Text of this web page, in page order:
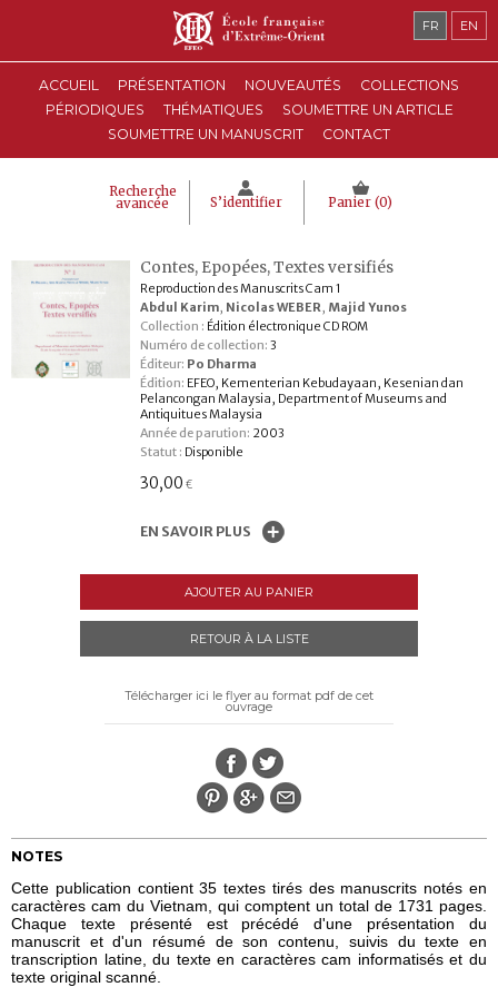
ACCUEIL PRÉSENTATION NOUVEAUTÉS
COLLECTIONS
PÉRIODIQUES
THÉMATIQUES
SOUMETTRE UN ARTICLE
SOUMETTRE UN MANUSCRIT
CONTACT
Recherche
avancée S’identifier Panier (0)
FR EN
Contes, Epopées, Textes versifiés
Reproduction des Manuscrits Cam 1
Abdul Karim, Nicolas WEBER, Majid Yunos
Collection : Édition électronique CD ROM
Numéro de collection: 3
Éditeur: Po Dharma
Édition: EFEO, Kementerian Kebudayaan, Kesenian dan
Pelancongan Malaysia, Department of Museums and
Antiquitues Malaysia
Année de parution: 2003
Statut : Disponible
30,00 €
EN SAVOIR PLUS
AJOUTER AU PANIER
RETOUR À LA LISTE
Télécharger ici le flyer au format pdf de cet
ouvrage
NOTES
Cette publication contient 35 textes tirés des manuscrits notés en
caractères cam du Vietnam, qui comptent un total de 1731 pages.
Chaque texte présenté est précédé d'une présentation du
manuscrit et d'un résumé de son contenu, suivis du texte en
transcription latine, du texte en caractères cam informatisés et du
texte original scanné.